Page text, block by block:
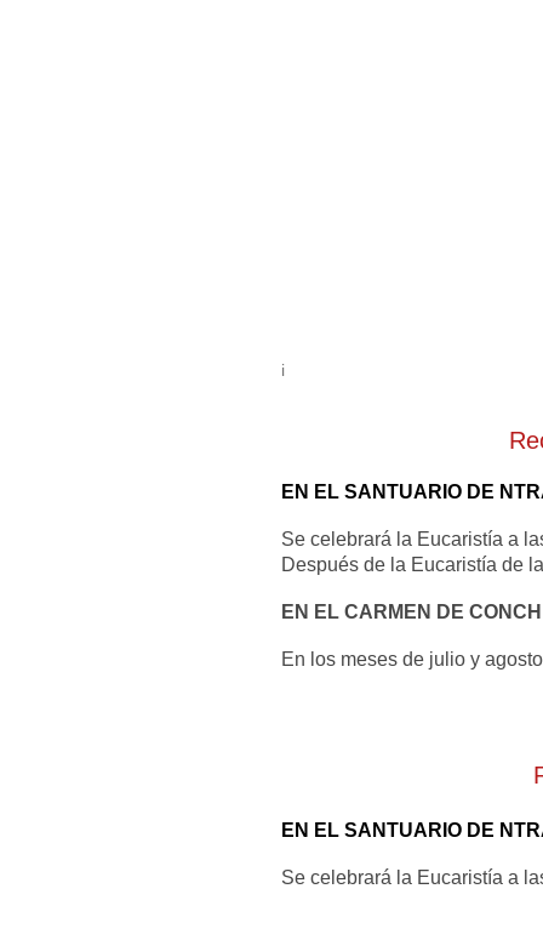
i
EN EL SANTUARIO DE
Se celebrará la Eucaristía a
Después de la Eucaristía de
EN EL CARMEN DE
En los meses de julio y
EN EL SANTUARIO DE
Se celebrará la Eucaristía a